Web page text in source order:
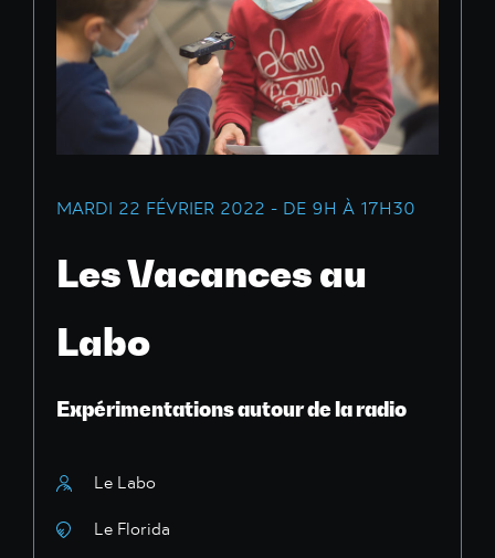
MARDI 22 FÉVRIER 2022 - DE 9H À 17H30
Les Vacances au
Labo
Expérimentations autour de la radio
Le Labo
Le Florida